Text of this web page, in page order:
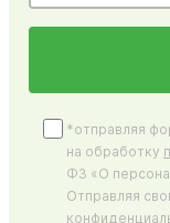
*отправляя
на обработку
ФЗ «О
Отправляя